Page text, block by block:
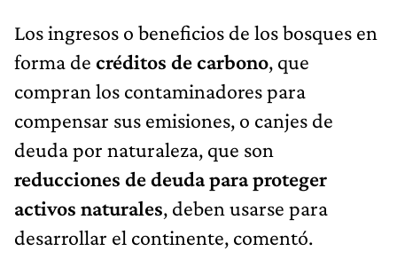
Los ingresos o beneficios de los bosques en
forma de créditos de carbono, que
compran los contaminadores para
compensar sus emisiones, o canjes de
deuda por naturaleza, que son
reducciones de deuda para proteger
activos naturales, deben usarse para
desarrollar el continente, comentó.